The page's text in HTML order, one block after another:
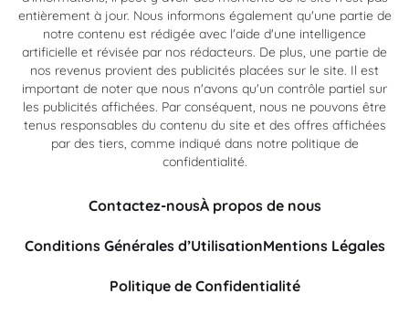
entièrement à jour. Nous informons également qu'une partie de
notre contenu est rédigée avec l'aide d'une intelligence
artificielle et révisée par nos rédacteurs. De plus, une partie de
nos revenus provient des publicités placées sur le site. Il est
important de noter que nous n'avons qu'un contrôle partiel sur
les publicités affichées. Par conséquent, nous ne pouvons être
tenus responsables du contenu du site et des offres affichées
par des tiers, comme indiqué dans notre politique de
confidentialité.
Contactez-nousÀ propos de nous
Conditions Générales d’UtilisationMentions Légales
Politique de Confidentialité